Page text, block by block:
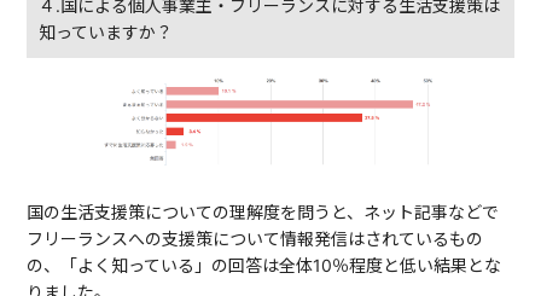
４.国による個人事業主・フリーランスに対する生活支援策は
知っていますか？
国の生活支援策についての理解度を問うと、ネット記事などで
フリーランスへの支援策について情報発信はされているもの
の、「よく知っている」の回答は全体10％程度と低い結果とな
りました。